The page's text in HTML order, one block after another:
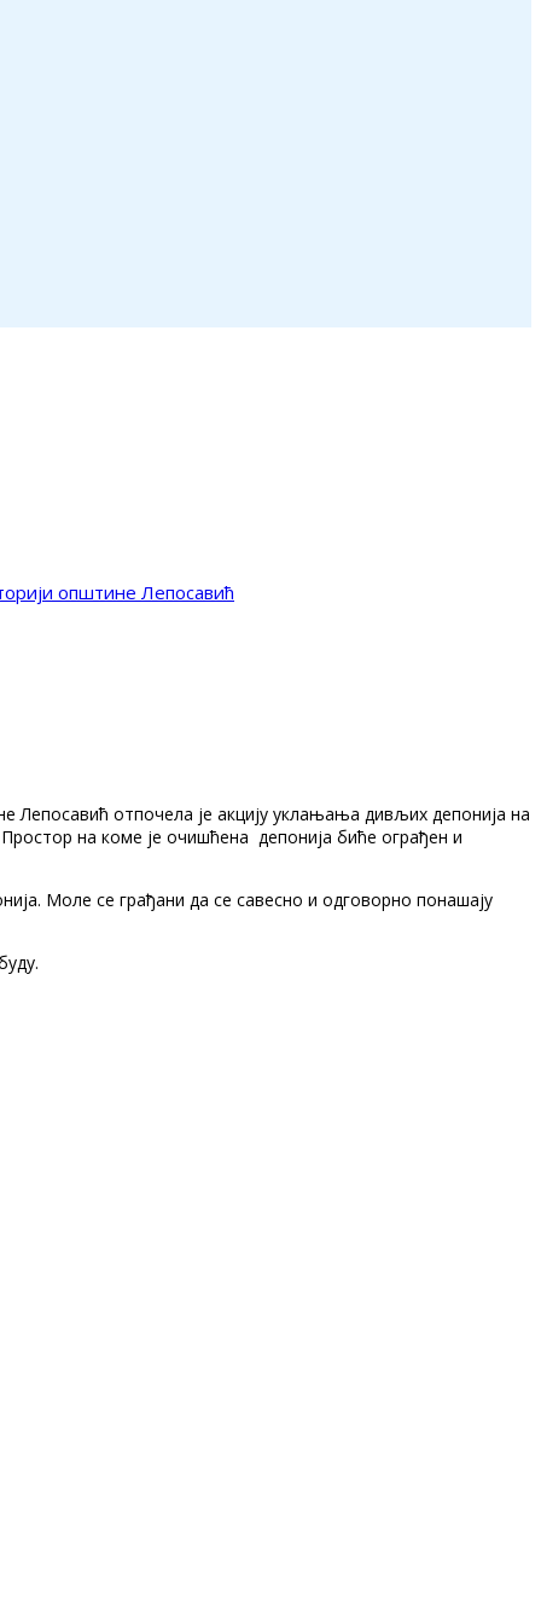
општине Лепосавић
Лепосавић отпочела је акцију уклањања дивљих депонија на
на коме је очишћена депонија биће ограђен и
Моле се грађани да се савесно и одговорно понашају